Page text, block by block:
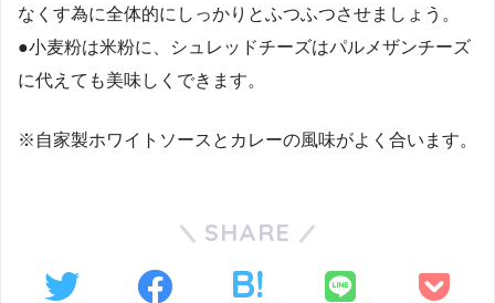
なくす為に全体的にしっかりとふつふつさせましょう。
●小麦粉は米粉に、シュレッドチーズはパルメザンチーズ
に代えても美味しくできます。
※自家製ホワイトソースとカレーの風味がよく合います。
SHARE